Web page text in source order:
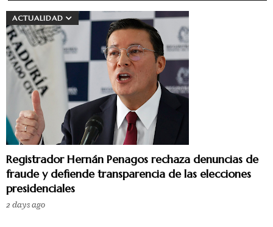
ACTUALIDAD
Registrador Hernán Penagos rechaza denuncias de
fraude y defiende transparencia de las elecciones
presidenciales
2 days ago